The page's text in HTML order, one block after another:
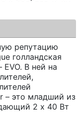
репутацию
голландская
В ней на
– это младший из
2 х 40 Вт